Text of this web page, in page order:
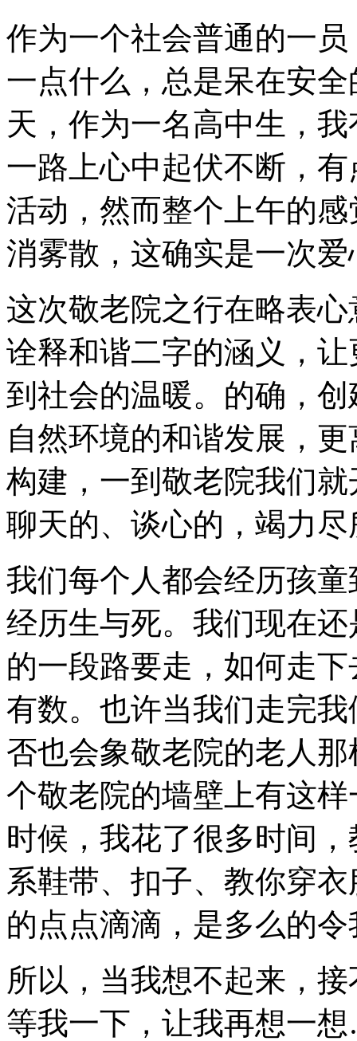
作为一个社会普通的一
一点什么，总是呆在安
天，作为一名高中生，
一路上心中起伏不断，
活动，然而整个上午的
消雾散，这确实是一次
这次敬老院之行在略表
诠释和谐二字的涵义，
到社会的温暖。的确，
自然环境的和谐发展，
构建，一到敬老院我们
聊天的、谈心的，竭力
我们每个人都会经历孩
经历生与死。我们现在
的一段路要走，如何走
有数。也许当我们走完
否也会象敬老院的老人
个敬老院的墙壁上有这
时候，我花了很多时间
系鞋带、扣子、教你穿
的点点滴滴，是多么的
所以，当我想不起来，
等我一下，让我再想一